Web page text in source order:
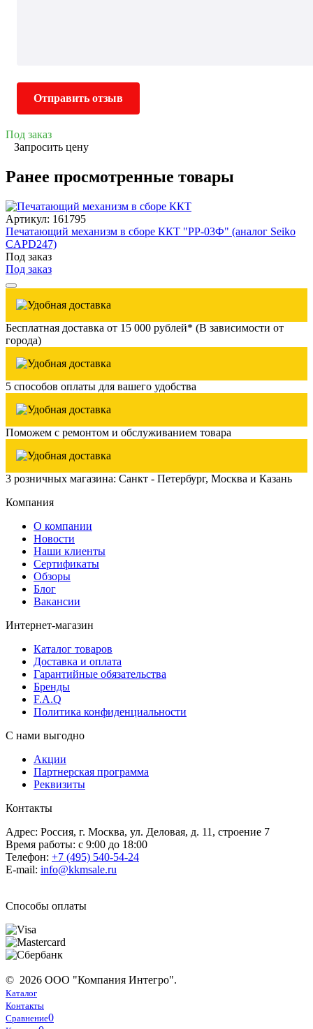
Отправить отзыв
Под заказ
Запросить цену
Ранее просмотренные товары
Артикул: 161795
Печатающий механизм в сборе ККТ "РР-03Ф" (аналог Seiko
CAPD247)
Под заказ
Под заказ
Бесплатная доставка от 15 000 рублей* (В зависимости от
города)
5 способов оплаты для вашего удобства
Поможем с ремонтом и обслуживанием товара
3 розничных магазина: Санкт - Петербург, Москва и Казань
Компания
О компании
Новости
Наши клиенты
Сертификаты
Обзоры
Блог
Вакансии
Интернет-магазин
Каталог товаров
Доставка и оплата
Гарантийные обязательства
Бренды
F.A.Q
Политика конфиденциальности
С нами выгодно
Акции
Партнерская программа
Реквизиты
Контакты
Адрес: Россия, г. Москва, ул. Деловая, д. 11, строение 7
Время работы: с 9:00 до 18:00
Телефон: +7 (495) 540-54-24
E-mail: info@kkmsale.ru
Способы оплаты
© 2026 ООО "Компания Интегро".
Каталог
Контакты
Сравнение0